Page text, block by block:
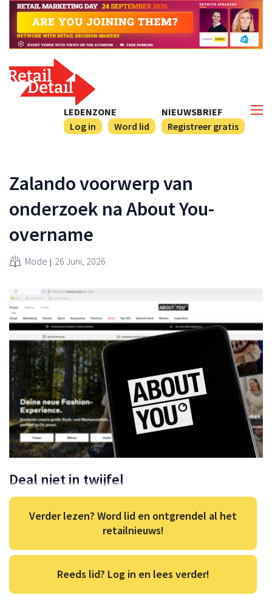
NIEUWSBRIEF
Registreer gratis
LEDENZONE
Log in
Word lid
Zalando voorwerp van
onderzoek na About You-
overname
Mode 26 Juni, 2026
Deal niet in twijfel
Verder lezen? Word lid en ontgrendel al het
retailnieuws!
Reeds lid? Log in en lees verder!